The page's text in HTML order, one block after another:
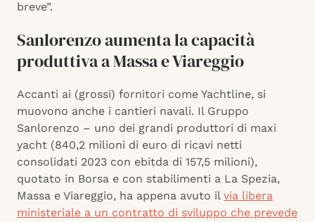
breve”.
Sanlorenzo aumenta la capacità
produttiva a Massa e Viareggio
Accanti ai (grossi) fornitori come Yachtline, si
muovono anche i cantieri navali. Il Gruppo
Sanlorenzo – uno dei grandi produttori di maxi
yacht (840,2 milioni di euro di ricavi netti
consolidati 2023 con ebitda di 157,5 milioni),
quotato in Borsa e con stabilimenti a La Spezia,
Massa e Viareggio, ha appena avuto il via libera
ministeriale a un contratto di sviluppo che prevede